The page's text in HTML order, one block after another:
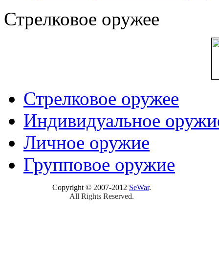
Стрелковое оружее
Стрелковое оружее
Индивидуальное
Личное оружие
Групповое оружие
Copyright © 2007-2012 SeWar.
All Rights Reserved.